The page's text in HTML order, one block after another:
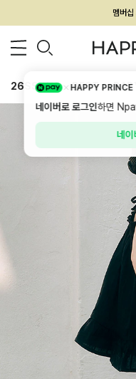
회원전용
멤버
26SS 신상 BEST
HAPPY PRINCE
네이버로 로그인하면
네이